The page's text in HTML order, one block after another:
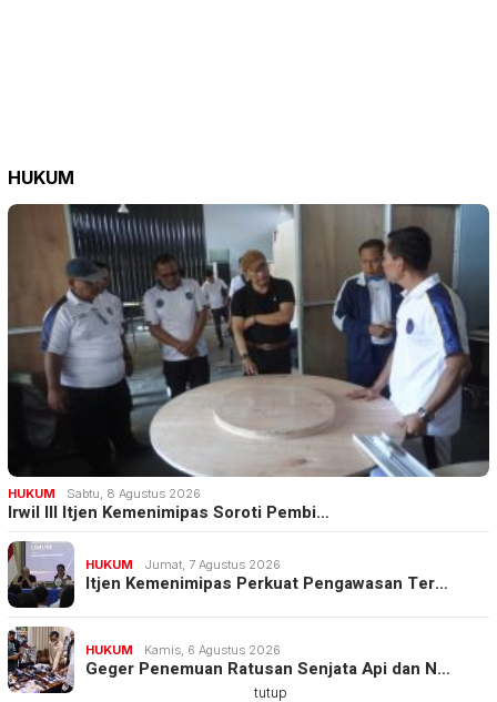
HUKUM
HUKUM Sabtu, 8 Agustus 2026
Irwil III Itjen Kemenimipas Soroti Pembi…
HUKUM Jumat, 7 Agustus 2026
Itjen Kemenimipas Perkuat Pengawasan Ter…
HUKUM Kamis, 6 Agustus 2026
Geger Penemuan Ratusan Senjata Api dan N…
tutup